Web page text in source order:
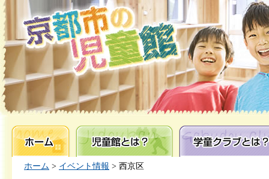
ホーム 児童館とは？ 学童クラブとは？
ホーム > イベント情報 > 西京区